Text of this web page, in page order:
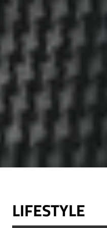
LIFESTYLE